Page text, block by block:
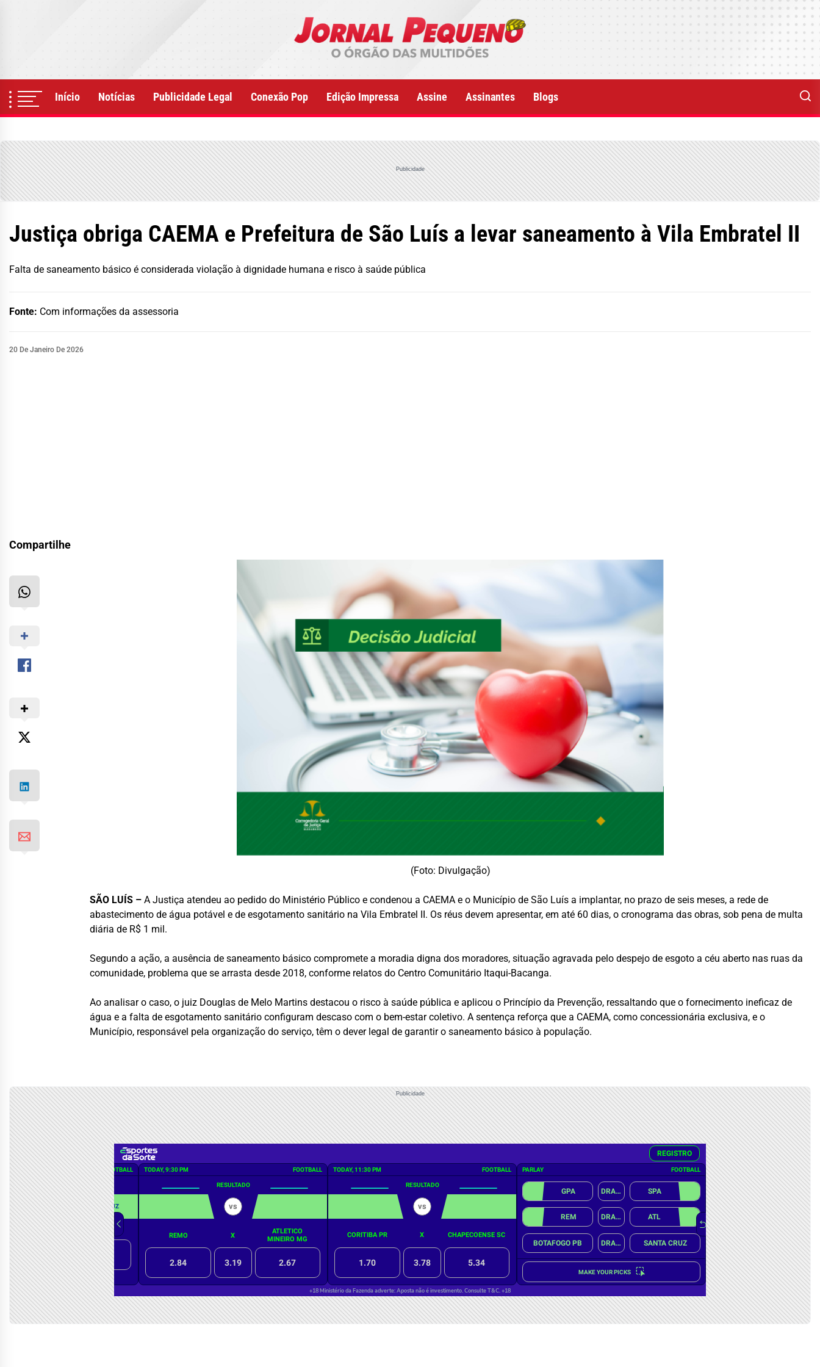
Início Notícias Publicidade Legal Conexão Pop Edição Impressa Assine Assinantes Blogs
Publicidade
Justiça obriga CAEMA e Prefeitura de São Luís a levar saneamento à Vila Embratel II
Falta de saneamento básico é considerada violação à dignidade humana e risco à saúde pública
Fonte: Com informações da assessoria
20 De Janeiro De 2026
Compartilhe
(Foto: Divulgação)
SÃO LUÍS –A Justiça atendeu ao pedido do Ministério Público e condenou a CAEMA e o Município de São Luís a implantar, no prazo de seis meses, a rede de
abastecimento de água potável e de esgotamento sanitário na Vila Embratel II. Os réus devem apresentar, em até 60 dias, o cronograma das obras, sob pena de multa
diária de R$ 1 mil.
Segundo a ação, a ausência de saneamento básico compromete a moradia digna dos moradores, situação agravada pelo despejo de esgoto a céu aberto nas ruas da
comunidade, problema que se arrasta desde 2018, conforme relatos do Centro Comunitário Itaqui-Bacanga.
Ao analisar o caso, o juiz Douglas de Melo Martins destacou o risco à saúde pública e aplicou o Princípio da Prevenção, ressaltando que o fornecimento ineficaz de
água e a falta de esgotamento sanitário configuram descaso com o bem-estar coletivo. A sentença reforça que a CAEMA, como concessionária exclusiva, e o
Município, responsável pela organização do serviço, têm o dever legal de garantir o saneamento básico à população.
Publicidade